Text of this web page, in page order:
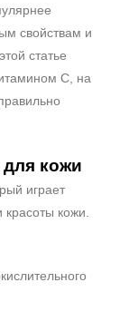
свойствам и
статье
C, на
кожи
играет
кожи.